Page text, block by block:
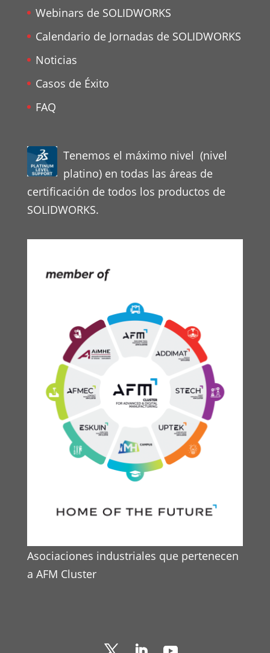
Webinars de SOLIDWORKS
Calendario de Jornadas de SOLIDWORKS
Noticias
Casos de Éxito
FAQ
Tenemos el máximo nivel (nivel
platino) en todas las áreas de
certificación de todos los productos de
SOLIDWORKS.
Asociaciones industriales que pertenecen
a AFM Cluster